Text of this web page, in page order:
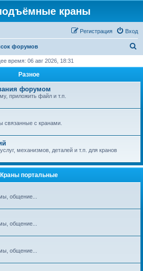
краны
Вход
Регистрация
форумов
с
время: 06 авг 2026, 18:31
Разное
форумом
приложить файл и т.п.
с кранами.
механизмов, деталей и т.п. для кранов
Краны портальные
общение...
общение...
общение...